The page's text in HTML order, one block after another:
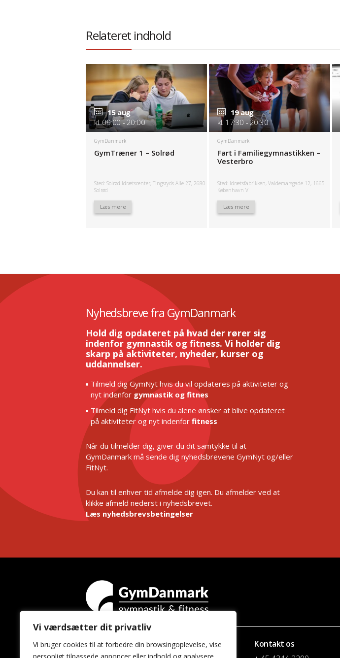
Vi værdsætter dit privatliv
Vi bruger cookies til at forbedre din browsingoplevelse, vise
Relateret indhold
15 aug
kl. 09:00 - 20:00
GymDanmark
GymTræner 1 – Solrød
Sted: Solrød Idrætscenter, Tingsryds Alle 27, 2680
Solrød
Læs mere
19 aug
kl. 17:30 - 20:30
GymDanmark
Fart i Familiegymnastikken –
Vesterbro
Sted: Idrætsfabrikken, Valdemarsgade 12, 1665
København V
Læs mere
Nyhedsbreve fra GymDanmark
Hold dig opdateret på hvad der rører sig
indenfor gymnastik og fitness. Vi holder dig
skarp på aktiviteter, nyheder, kurser og
uddannelser.
Tilmeld dig GymNyt hvis du vil opdateres på aktiviteter og
nyt indenfor gymnastik og fitnes
Tilmeld dig FitNyt hvis du alene ønsker at blive opdateret
på aktiviteter og nyt indenfor fitness
Når du tilmelder dig, giver du dit samtykke til at
GymDanmark må sende dig nyhedsbrevene GymNyt og/eller
FitNyt.
Du kan til enhver tid afmelde dig igen. Du afmelder ved at
klikke afmeld nederst i nyhedsbrevet.
Læs nyhedsbrevsbetingelser
GymDanmark
Kontakt os